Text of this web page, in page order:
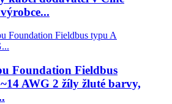
Foundation Fieldbus
AWG 2 žíly žluté barvy,